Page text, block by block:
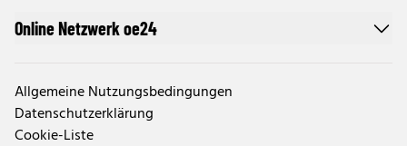
Online Netzwerk oe24
Allgemeine Nutzungsbedingungen
Datenschutzerklärung
Cookie-Liste